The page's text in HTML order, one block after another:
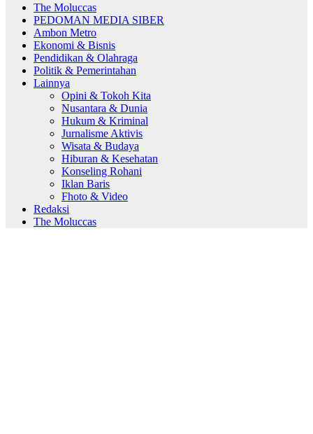
The Moluccas
PEDOMAN MEDIA SIBER
Ambon Metro
Ekonomi & Bisnis
Pendidikan & Olahraga
Politik & Pemerintahan
Lainnya
Opini & Tokoh Kita
Nusantara & Dunia
Hukum & Kriminal
Jurnalisme Aktivis
Wisata & Budaya
Hiburan & Kesehatan
Konseling Rohani
Iklan Baris
Fhoto & Video
Redaksi
The Moluccas